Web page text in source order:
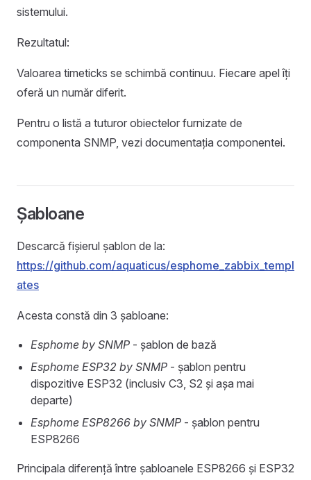
sistemului.
Rezultatul:
Valoarea timeticks se schimbă continuu. Fiecare apel îți
oferă un număr diferit.
Pentru o listă a tuturor obiectelor furnizate de
componenta SNMP, vezi documentația componentei.
Șabloane
Descarcă fișierul șablon de la:
https://github.com/aquaticus/esphome_zabbix_templ
ates
Acesta constă din 3 șabloane:
Esphome by SNMP - șablon de bază
Esphome ESP32 by SNMP - șablon pentru
dispozitive ESP32 (inclusiv C3, S2 și așa mai
departe)
Esphome ESP8266 by SNMP - șablon pentru
ESP8266
Principala diferență între șabloanele ESP8266 și ESP32